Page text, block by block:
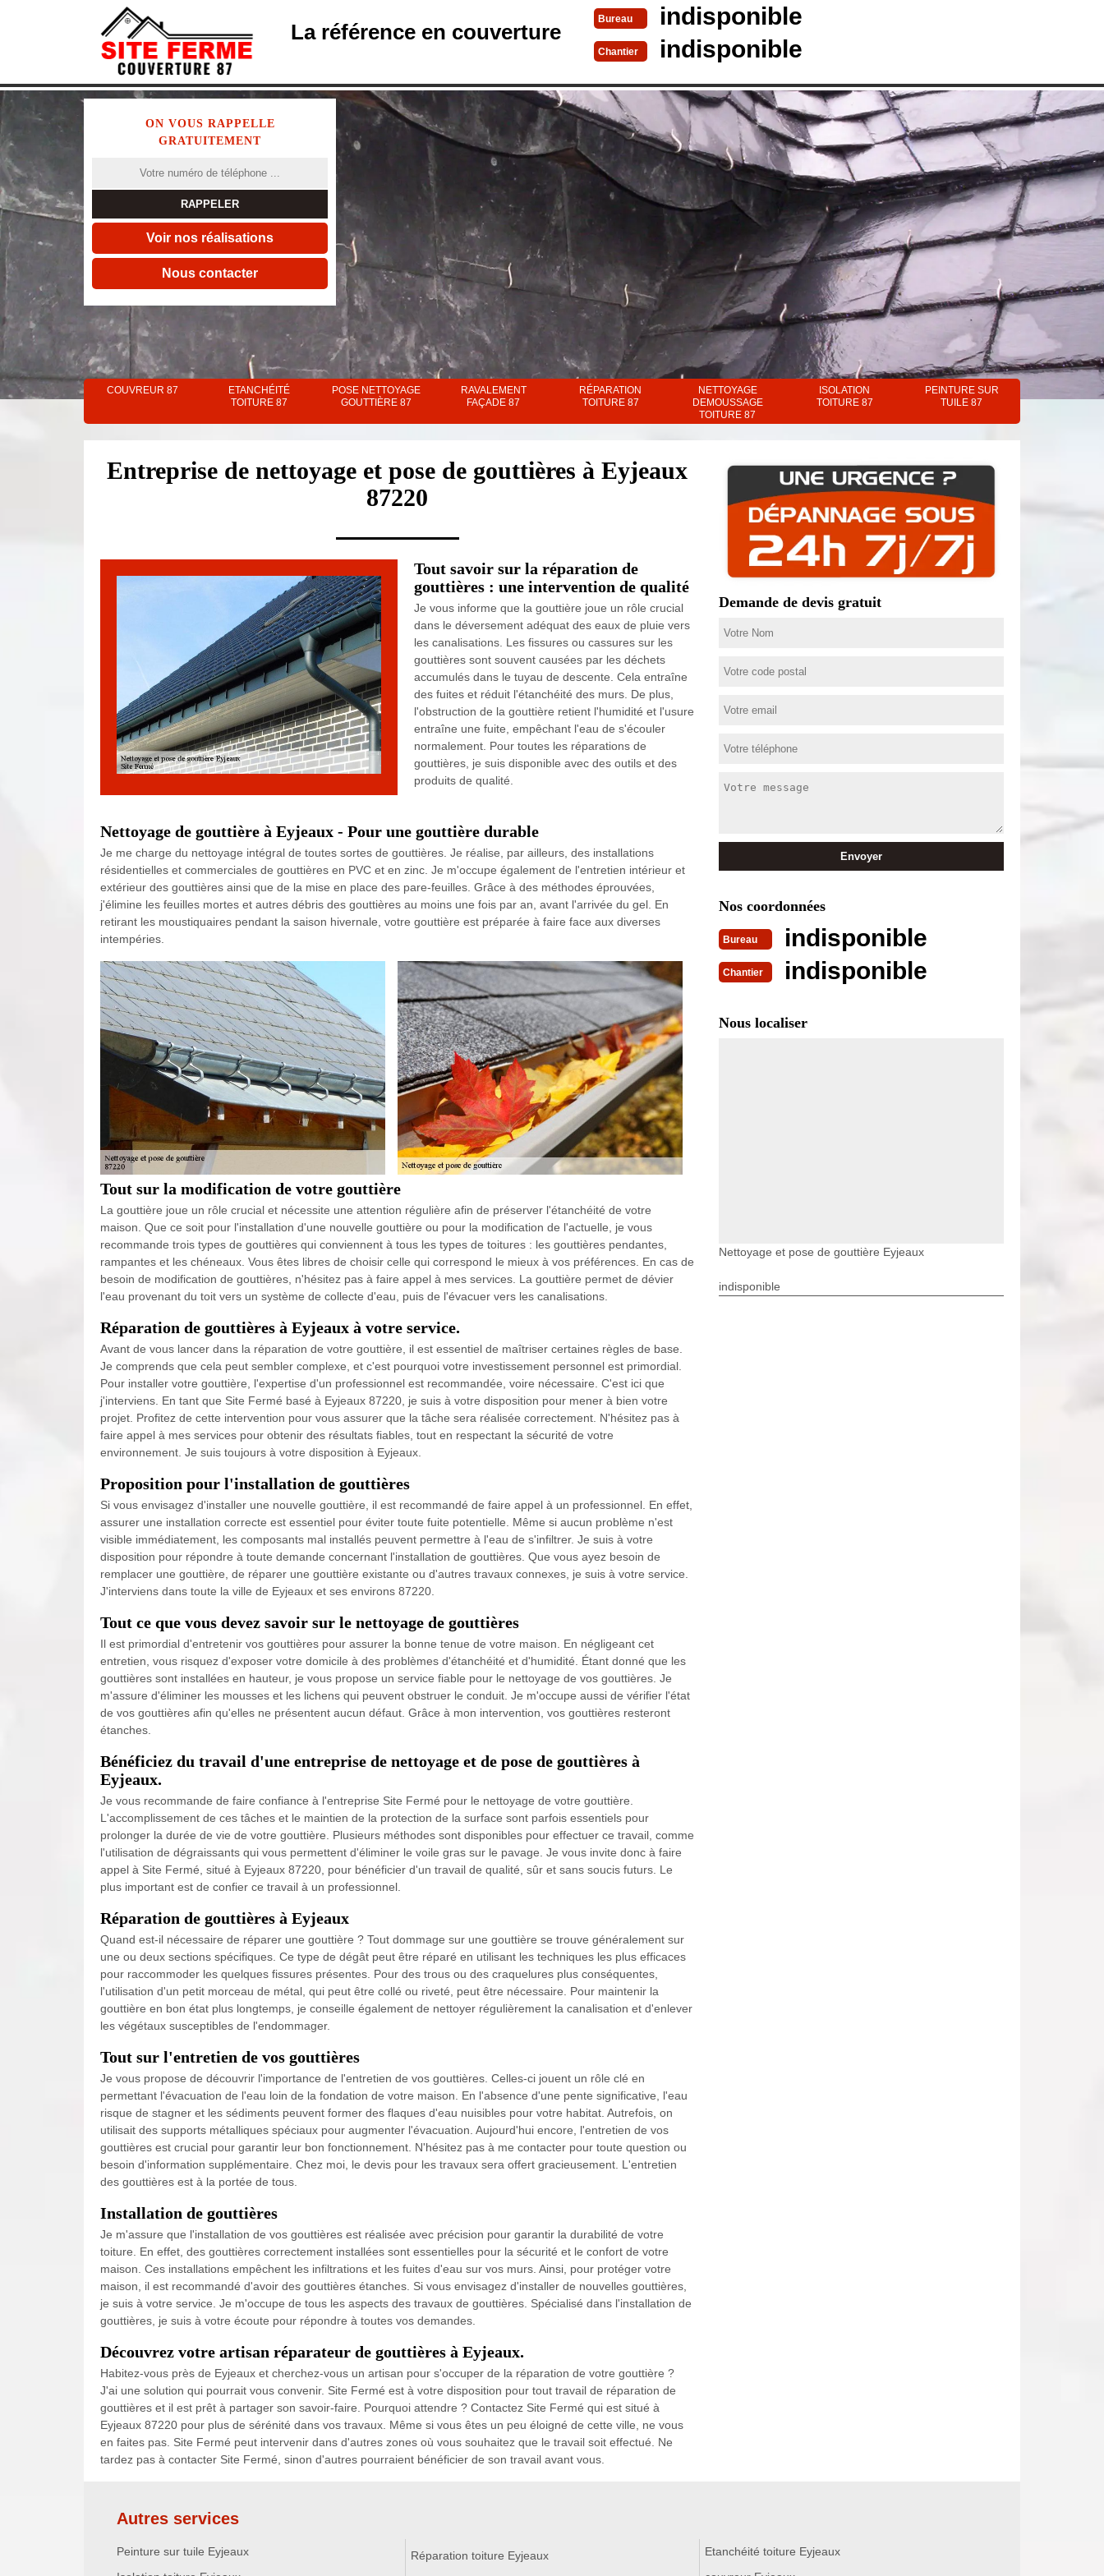
La référence en couverture
Bureau indisponible
Chantier indisponible
ON VOUS RAPPELLE
GRATUITEMENT
Voir nos réalisations
Nous contacter
COUVREUR 87
ETANCHÉITÉ
TOITURE 87
POSE NETTOYAGE
GOUTTIÈRE 87
RAVALEMENT
FAÇADE 87
RÉPARATION
TOITURE 87
NETTOYAGE
DEMOUSSAGE
TOITURE 87
ISOLATION
TOITURE 87
PEINTURE SUR
TUILE 87
Entreprise de nettoyage et pose de gouttières à Eyjeaux
87220
Tout savoir sur la réparation de
gouttières : une intervention de qualité
Je vous informe que la gouttière joue un rôle crucial
dans le déversement adéquat des eaux de pluie vers
les canalisations. Les fissures ou cassures sur les
gouttières sont souvent causées par les déchets
accumulés dans le tuyau de descente. Cela entraîne
des fuites et réduit l'étanchéité des murs. De plus,
l'obstruction de la gouttière retient l'humidité et l'usure
entraîne une fuite, empêchant l'eau de s'écouler
normalement. Pour toutes les réparations de
gouttières, je suis disponible avec des outils et des
produits de qualité.
Nettoyage de gouttière à Eyjeaux - Pour une gouttière durable
Je me charge du nettoyage intégral de toutes sortes de gouttières. Je réalise, par ailleurs, des installations
résidentielles et commerciales de gouttières en PVC et en zinc. Je m'occupe également de l'entretien intérieur et
extérieur des gouttières ainsi que de la mise en place des pare-feuilles. Grâce à des méthodes éprouvées,
j'élimine les feuilles mortes et autres débris des gouttières au moins une fois par an, avant l'arrivée du gel. En
retirant les moustiquaires pendant la saison hivernale, votre gouttière est préparée à faire face aux diverses
intempéries.
Tout sur la modification de votre gouttière
La gouttière joue un rôle crucial et nécessite une attention régulière afin de préserver l'étanchéité de votre
maison. Que ce soit pour l'installation d'une nouvelle gouttière ou pour la modification de l'actuelle, je vous
recommande trois types de gouttières qui conviennent à tous les types de toitures : les gouttières pendantes,
rampantes et les chéneaux. Vous êtes libres de choisir celle qui correspond le mieux à vos préférences. En cas de
besoin de modification de gouttières, n'hésitez pas à faire appel à mes services. La gouttière permet de dévier
l'eau provenant du toit vers un système de collecte d'eau, puis de l'évacuer vers les canalisations.
Réparation de gouttières à Eyjeaux à votre service.
Avant de vous lancer dans la réparation de votre gouttière, il est essentiel de maîtriser certaines règles de base.
Je comprends que cela peut sembler complexe, et c'est pourquoi votre investissement personnel est primordial.
Pour installer votre gouttière, l'expertise d'un professionnel est recommandée, voire nécessaire. C'est ici que
j'interviens. En tant que Site Fermé basé à Eyjeaux 87220, je suis à votre disposition pour mener à bien votre
projet. Profitez de cette intervention pour vous assurer que la tâche sera réalisée correctement. N'hésitez pas à
faire appel à mes services pour obtenir des résultats fiables, tout en respectant la sécurité de votre
environnement. Je suis toujours à votre disposition à Eyjeaux.
Proposition pour l'installation de gouttières
Si vous envisagez d'installer une nouvelle gouttière, il est recommandé de faire appel à un professionnel. En effet,
assurer une installation correcte est essentiel pour éviter toute fuite potentielle. Même si aucun problème n'est
visible immédiatement, les composants mal installés peuvent permettre à l'eau de s'infiltrer. Je suis à votre
disposition pour répondre à toute demande concernant l'installation de gouttières. Que vous ayez besoin de
remplacer une gouttière, de réparer une gouttière existante ou d'autres travaux connexes, je suis à votre service.
J'interviens dans toute la ville de Eyjeaux et ses environs 87220.
Tout ce que vous devez savoir sur le nettoyage de gouttières
Il est primordial d'entretenir vos gouttières pour assurer la bonne tenue de votre maison. En négligeant cet
entretien, vous risquez d'exposer votre domicile à des problèmes d'étanchéité et d'humidité. Étant donné que les
gouttières sont installées en hauteur, je vous propose un service fiable pour le nettoyage de vos gouttières. Je
m'assure d'éliminer les mousses et les lichens qui peuvent obstruer le conduit. Je m'occupe aussi de vérifier l'état
de vos gouttières afin qu'elles ne présentent aucun défaut. Grâce à mon intervention, vos gouttières resteront
étanches.
Bénéficiez du travail d'une entreprise de nettoyage et de pose de gouttières à
Eyjeaux.
Je vous recommande de faire confiance à l'entreprise Site Fermé pour le nettoyage de votre gouttière.
L'accomplissement de ces tâches et le maintien de la protection de la surface sont parfois essentiels pour
prolonger la durée de vie de votre gouttière. Plusieurs méthodes sont disponibles pour effectuer ce travail, comme
l'utilisation de dégraissants qui vous permettent d'éliminer le voile gras sur le pavage. Je vous invite donc à faire
appel à Site Fermé, situé à Eyjeaux 87220, pour bénéficier d'un travail de qualité, sûr et sans soucis futurs. Le
plus important est de confier ce travail à un professionnel.
Réparation de gouttières à Eyjeaux
Quand est-il nécessaire de réparer une gouttière ? Tout dommage sur une gouttière se trouve généralement sur
une ou deux sections spécifiques. Ce type de dégât peut être réparé en utilisant les techniques les plus efficaces
pour raccommoder les quelques fissures présentes. Pour des trous ou des craquelures plus conséquentes,
l'utilisation d'un petit morceau de métal, qui peut être collé ou riveté, peut être nécessaire. Pour maintenir la
gouttière en bon état plus longtemps, je conseille également de nettoyer régulièrement la canalisation et d'enlever
les végétaux susceptibles de l'endommager.
Tout sur l'entretien de vos gouttières
Je vous propose de découvrir l'importance de l'entretien de vos gouttières. Celles-ci jouent un rôle clé en
permettant l'évacuation de l'eau loin de la fondation de votre maison. En l'absence d'une pente significative, l'eau
risque de stagner et les sédiments peuvent former des flaques d'eau nuisibles pour votre habitat. Autrefois, on
utilisait des supports métalliques spéciaux pour augmenter l'évacuation. Aujourd'hui encore, l'entretien de vos
gouttières est crucial pour garantir leur bon fonctionnement. N'hésitez pas à me contacter pour toute question ou
besoin d'information supplémentaire. Chez moi, le devis pour les travaux sera offert gracieusement. L'entretien
des gouttières est à la portée de tous.
Installation de gouttières
Je m'assure que l'installation de vos gouttières est réalisée avec précision pour garantir la durabilité de votre
toiture. En effet, des gouttières correctement installées sont essentielles pour la sécurité et le confort de votre
maison. Ces installations empêchent les infiltrations et les fuites d'eau sur vos murs. Ainsi, pour protéger votre
maison, il est recommandé d'avoir des gouttières étanches. Si vous envisagez d'installer de nouvelles gouttières,
je suis à votre service. Je m'occupe de tous les aspects des travaux de gouttières. Spécialisé dans l'installation de
gouttières, je suis à votre écoute pour répondre à toutes vos demandes.
Découvrez votre artisan réparateur de gouttières à Eyjeaux.
Habitez-vous près de Eyjeaux et cherchez-vous un artisan pour s'occuper de la réparation de votre gouttière ?
J'ai une solution qui pourrait vous convenir. Site Fermé est à votre disposition pour tout travail de réparation de
gouttières et il est prêt à partager son savoir-faire. Pourquoi attendre ? Contactez Site Fermé qui est situé à
Eyjeaux 87220 pour plus de sérénité dans vos travaux. Même si vous êtes un peu éloigné de cette ville, ne vous
en faites pas. Site Fermé peut intervenir dans d'autres zones où vous souhaitez que le travail soit effectué. Ne
tardez pas à contacter Site Fermé, sinon d'autres pourraient bénéficier de son travail avant vous.
Demande de devis gratuit
Nos coordonnées
Bureau indisponible
Chantier indisponible
Nous localiser
Nettoyage et pose de gouttière Eyjeaux
indisponible
Autres services
Peinture sur tuile Eyjeaux
Réparation toiture Eyjeaux
Etanchéité toiture Eyjeaux